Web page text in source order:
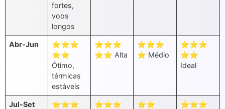
fortes,
voos
longos
Abr-Jun
⭐⭐⭐
⭐⭐
Ótimo,
térmicas
estáveis
⭐⭐⭐
⭐⭐ Alta
⭐⭐⭐
⭐ Médio
⭐⭐⭐
⭐⭐
Ideal
Jul-Set
⭐⭐⭐
⭐⭐⭐
⭐⭐
⭐⭐⭐